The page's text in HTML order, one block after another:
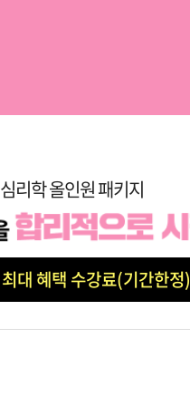
심리학 올인원 패키지
최대 혜택 수강료(기간한정)